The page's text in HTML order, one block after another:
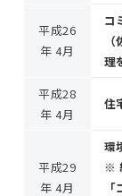
平成26
年 4月
コ
理
平成28
年 4月
住
平成29
年 4月
環
※